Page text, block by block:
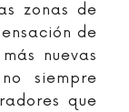
zonas de
de
nuevas
siempre
que